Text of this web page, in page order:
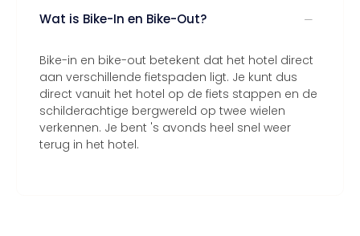
Wat is Bike-In en Bike-Out?
Bike-in en bike-out betekent dat het hotel direct
aan verschillende fietspaden ligt. Je kunt dus
direct vanuit het hotel op de fiets stappen en de
schilderachtige bergwereld op twee wielen
verkennen. Je bent 's avonds heel snel weer
terug in het hotel.